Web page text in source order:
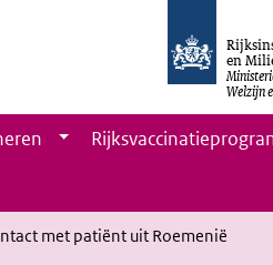
en
Welzijn
met patiënt uit Roemenië